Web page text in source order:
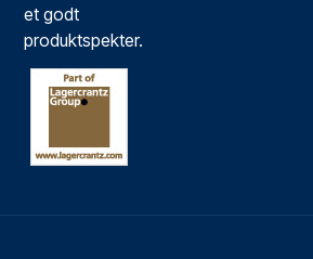
et godt
produktspekter.